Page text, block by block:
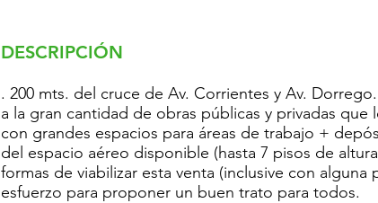
DESCRIPCIÓN
. 200 mts. del cruce de Av. Corrientes y Av.
a la gran cantidad de obras públicas y privadas
con grandes espacios para áreas de trabajo +
del espacio aéreo disponible (hasta 7 pisos de
formas de viabilizar esta venta (inclusive con
esfuerzo para proponer un buen trato para todos.